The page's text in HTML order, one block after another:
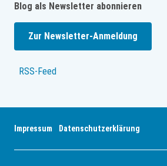
Blog als Newsletter abonnieren
Zur Newsletter-Anmeldung
RSS-Feed
Impressum Datenschutzerklärung